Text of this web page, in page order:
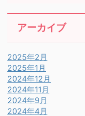
アーカイブ
2025年2月
2025年1月
2024年12月
2024年11月
2024年9月
2024年4月